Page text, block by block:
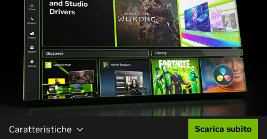
Caratteristiche Scarica subito